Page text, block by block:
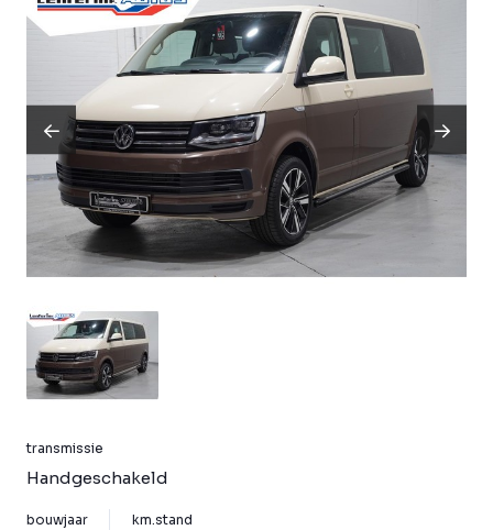
transmissie
Handgeschakeld
bouwjaar km.stand